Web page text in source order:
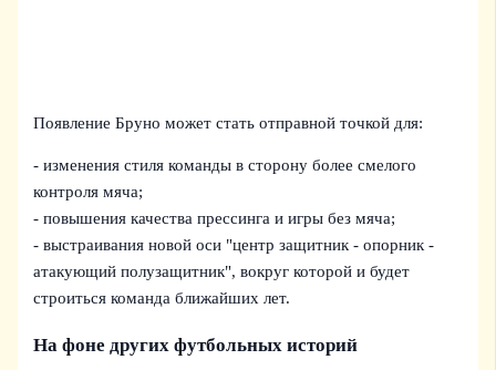
Появление Бруно может стать отправной точкой для:
- изменения стиля команды в сторону более смелого
контроля мяча;
- повышения качества прессинга и игры без мяча;
- выстраивания новой оси "центр защитник - опорник -
атакующий полузащитник", вокруг которой и будет
строиться команда ближайших лет.
На фоне других футбольных историй